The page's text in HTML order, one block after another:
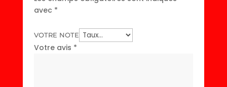
avec *
VOTRE NOTE
Votre avis *